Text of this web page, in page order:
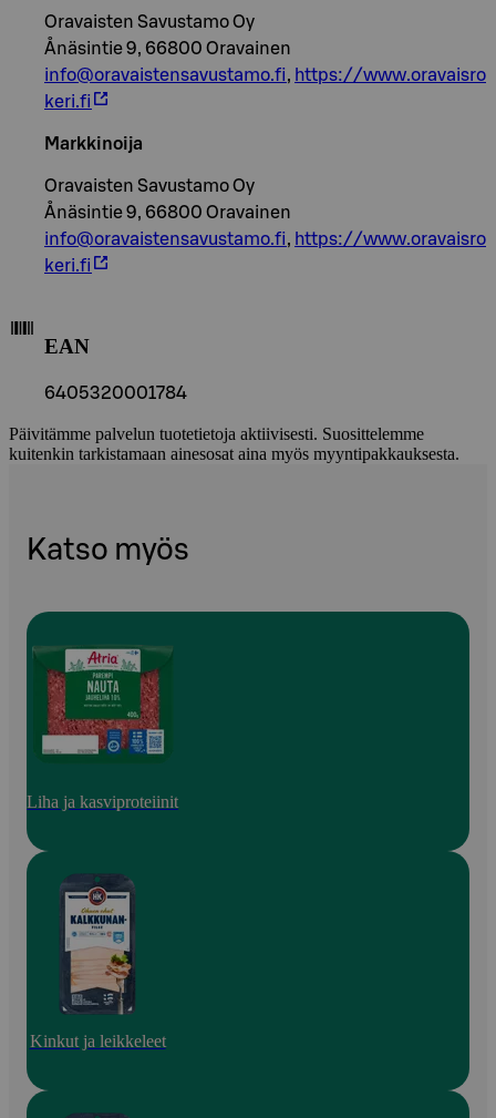
Oravaisten Savustamo Oy
Ånäsintie 9, 66800 Oravainen
info@oravaistensavustamo.fi, https://www.oravaisro
keri.fi
Markkinoija
Oravaisten Savustamo Oy
Ånäsintie 9, 66800 Oravainen
info@oravaistensavustamo.fi, https://www.oravaisro
keri.fi
EAN
6405320001784
Päivitämme palvelun tuotetietoja aktiivisesti. Suosittelemme
kuitenkin tarkistamaan ainesosat aina myös myyntipakkauksesta.
Katso myös
Liha ja kasviproteiinit
Kinkut ja leikkeleet